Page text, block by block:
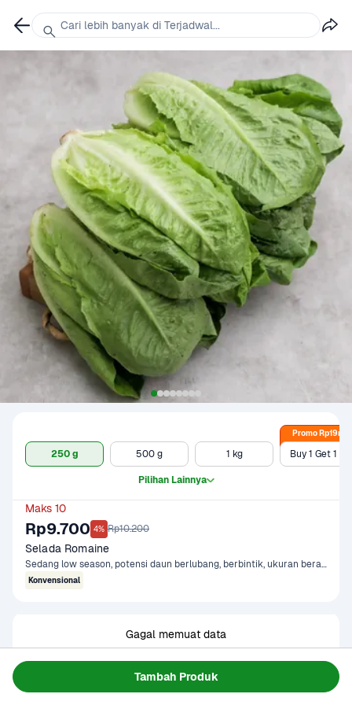
Tambah Produk
250 g 500 g 1 kg
Promo Rp19rb
Pilihan Lainnya
Maks 10
Rp9.700 4% Rp10.200
Selada Romaine
Sedang low season, potensi daun berlubang, berbintik, ukuran beragam
Konvensional
Gagal memuat data
Cari lebih banyak di Terjadwal...